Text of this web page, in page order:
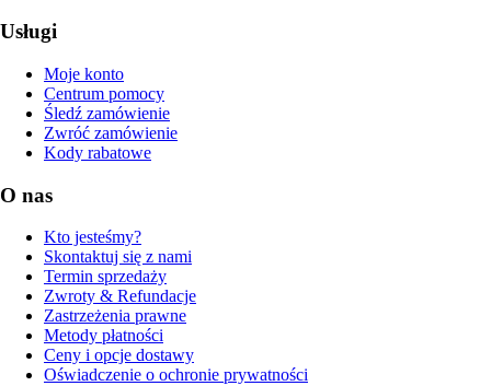
Usługi
Moje konto
Centrum pomocy
Śledź zamówienie
Zwróć zamówienie
Kody rabatowe
O nas
Kto jesteśmy?
Skontaktuj się z nami
Termin sprzedaży
Zwroty & Refundacje
Zastrzeżenia prawne
Metody płatności
Ceny i opcje dostawy
Oświadczenie o ochronie prywatności